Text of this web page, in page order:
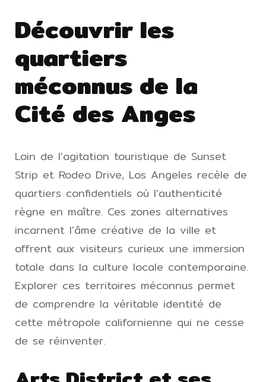
Découvrir les
quartiers
méconnus de la
Cité des Anges
Loin de l'agitation touristique de Sunset
Strip et Rodeo Drive, Los Angeles recèle de
quartiers confidentiels où l'authenticité
règne en maître. Ces zones alternatives
incarnent l'âme créative de la ville et
offrent aux visiteurs curieux une immersion
totale dans la culture locale contemporaine.
Explorer ces territoires méconnus permet
de comprendre la véritable identité de
cette métropole californienne qui ne cesse
de se réinventer.